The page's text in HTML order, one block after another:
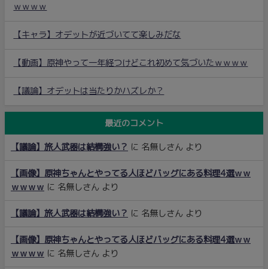
ｗｗｗｗ
【キャラ】オデットが近づいてて楽しみだな
【動画】原神やって一年経つけどこれ初めて気づいたｗｗｗｗ
【議論】オデットは当たりかハズレか？
最近のコメント
【議論】旅人武器は結構強い？ に 名無しさん より
【画像】原神ちゃんとやってる人ほどバッグにある料理4選ｗｗ
ｗｗｗｗ に 名無しさん より
【議論】旅人武器は結構強い？ に 名無しさん より
【画像】原神ちゃんとやってる人ほどバッグにある料理4選ｗｗ
ｗｗｗｗ に 名無しさん より